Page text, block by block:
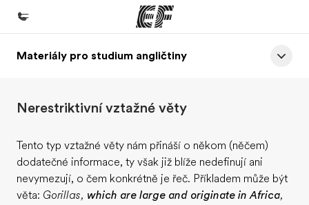
Domů
Všechny programy
Kanceláře
Najděte nejbližší kancelář
Materiály pro studium angličtiny
Nerestriktivní vztažné věty
Tento typ vztažné věty nám přináší o někom (něčem)
dodatečné informace, ty však již blíže nedefinují ani
nevymezují, o čem konkrétně je řeč. Příkladem může být
věta: Gorillas, which are large and originate in Africa,